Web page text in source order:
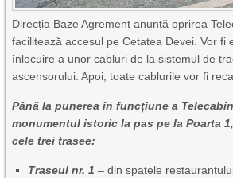
Direcția Baze Agrement anunță oprirea
facilitează accesul pe Cetatea Devei. Vor fi
înlocuire a unor cabluri de la sistemul de
ascensorului. Apoi, toate cablurile vor fi
Până la punerea în funcțiune a
monumentul istoric la pas pe la Poarta
cele trei trasee:
Traseul nr. 1 – din spatele